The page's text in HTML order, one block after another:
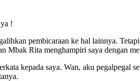
!
pembicaraan ke hal lainnya.
Mbak Rita menghampiri saya dengan
kepada saya. Wan, aku